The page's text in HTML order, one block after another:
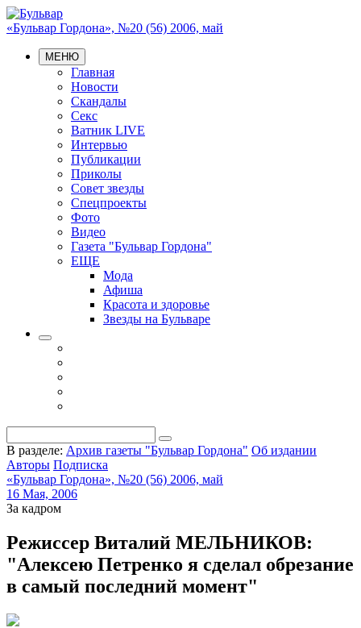
«Бульвар Гордона», №20 (56) 2006, май
МЕНЮ
Главная
Новости
Скандалы
Секс
Ватник LIVE
Интервью
Публикации
Приколы
Совет звезды
Спецпроекты
Фото
Видео
Газета "Бульвар Гордона"
ЕЩЕ
Мода
Афиша
Красота и здоровье
Звезды на Бульваре
В разделе: Архив газеты "Бульвар Гордона" Об издании
Авторы Подписка
«Бульвар Гордона», №20 (56) 2006, май
16 Мая, 2006
За кадром
Режиссер Виталий МЕЛЬНИКОВ:
"Алексею Петренко я сделал обрезание
в самый последний момент"